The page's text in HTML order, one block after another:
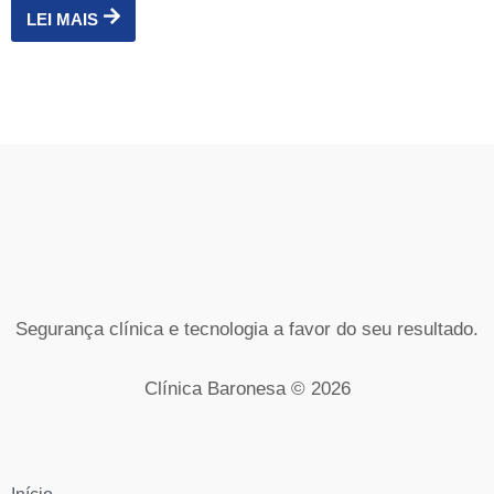
LEI MAIS
Segurança clínica e tecnologia a favor do seu resultado.
Clínica Baronesa © 2026